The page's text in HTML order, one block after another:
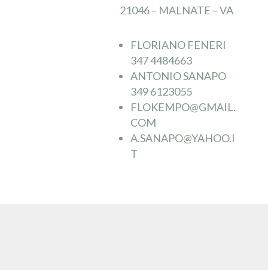
21046 – MALNATE – VA
FLORIANO FENERI
347 4484663
ANTONIO SANAPO
349 6123055
FLOKEMPO@GMAIL.
COM
A.SANAPO@YAHOO.I
T